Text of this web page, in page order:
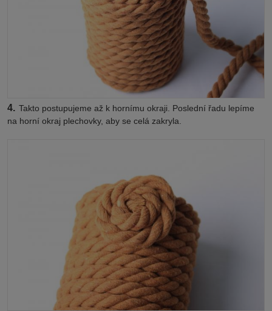
4. Takto postupujeme až k hornímu okraji. Poslední řadu lepíme
na horní okraj plechovky, aby se celá zakryla.